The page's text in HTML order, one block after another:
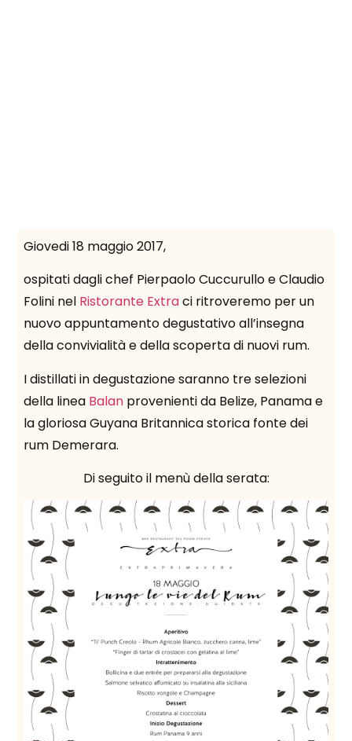
Giovedi 18 maggio 2017,
ospitati dagli chef Pierpaolo Cuccurullo e Claudio
Folini nel Ristorante Extraci ritroveremo per un
nuovo appuntamento degustativo all’insegna
della convivialità e della scoperta di nuovi rum.
I distillati in degustazione saranno tre selezioni
della linea Balan provenienti da Belize, Panama e
la gloriosa Guyana Britannica storica fonte dei
rum Demerara.
Di seguito il menù della serata: